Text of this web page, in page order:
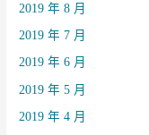
2019 年 8 月
2019 年 7 月
2019 年 6 月
2019 年 5 月
2019 年 4 月